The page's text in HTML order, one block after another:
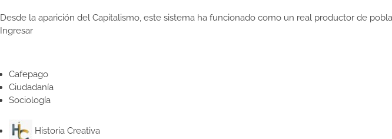
Desde la aparición del Capitalismo, este sistema ha funcionado como un real productor de
Ingresar
Cafepago
Ciudadanía
Sociología
Historia Creativa